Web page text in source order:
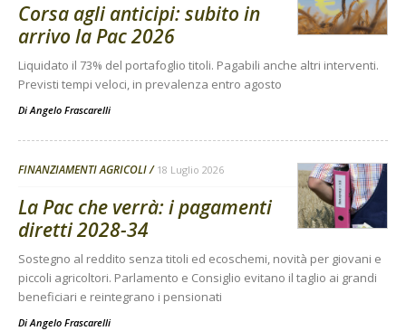
Corsa agli anticipi: subito in
arrivo la Pac 2026
Liquidato il 73% del portafoglio titoli. Pagabili anche altri interventi.
Previsti tempi veloci, in prevalenza entro agosto
DiAngelo Frascarelli
FINANZIAMENTI AGRICOLI 18 Luglio 2026
La Pac che verrà: i pagamenti
diretti 2028-34
Sostegno al reddito senza titoli ed ecoschemi, novità per giovani e
piccoli agricoltori. Parlamento e Consiglio evitano il taglio ai grandi
beneficiari e reintegrano i pensionati
DiAngelo Frascarelli